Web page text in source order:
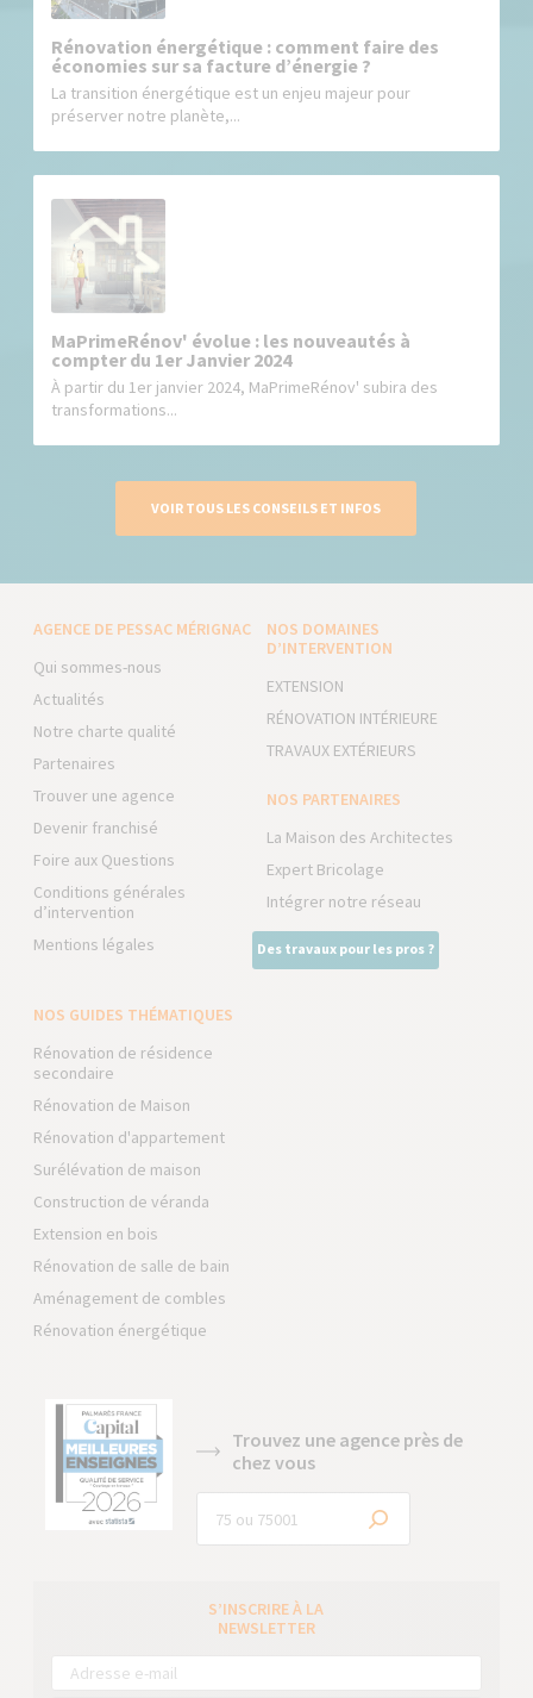
Rénovation énergétique : comment faire des
économies sur sa facture d’énergie ?
La transition énergétique est un enjeu majeur pour
préserver notre planète,...
MaPrimeRénov' évolue : les nouveautés à
compter du 1er Janvier 2024
À partir du 1er janvier 2024, MaPrimeRénov' subira des
transformations...
VOIR TOUS LES CONSEILS ET INFOS
AGENCE DE PESSAC MÉRIGNAC
Qui sommes-nous
Actualités
Notre charte qualité
Partenaires
Trouver une agence
Devenir franchisé
Foire aux Questions
Conditions générales
d’intervention
Mentions légales
NOS DOMAINES
D’INTERVENTION
EXTENSION
RÉNOVATION INTÉRIEURE
TRAVAUX EXTÉRIEURS
NOS PARTENAIRES
La Maison des Architectes
Expert Bricolage
Intégrer notre réseau
Des travaux pour les pros ?
NOS GUIDES THÉMATIQUES
Rénovation de résidence
secondaire
Rénovation de Maison
Rénovation d'appartement
Surélévation de maison
Construction de véranda
Extension en bois
Rénovation de salle de bain
Aménagement de combles
Rénovation énergétique
Trouvez une agence près de
chez vous
S’INSCRIRE À LA
NEWSLETTER